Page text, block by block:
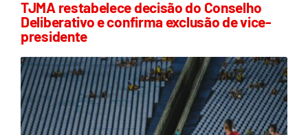
TJMA restabelece decisão do Conselho
Deliberativo e confirma exclusão de vice-
presidente